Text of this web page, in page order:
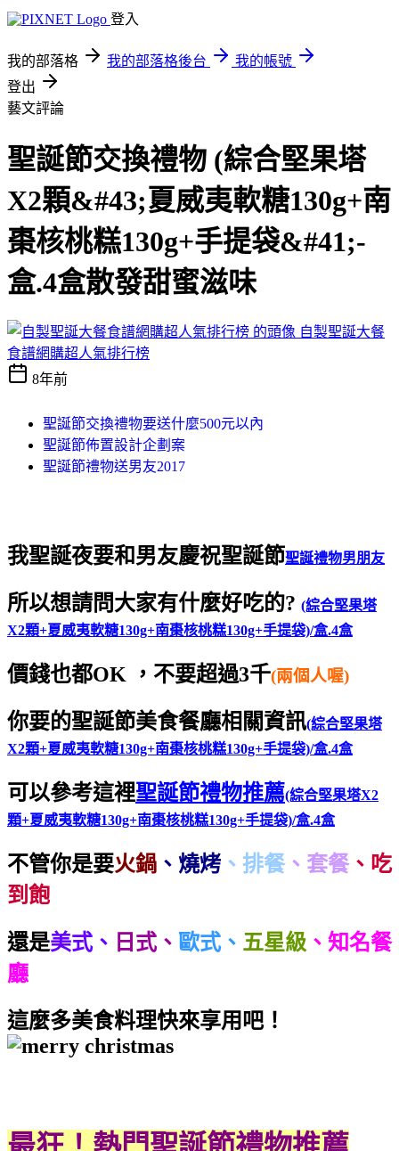
登入
我的部落格 我的部落格後台
我的帳號
登出
藝文評論
聖誕節交換禮物 (綜合堅果塔
X2顆&#43;夏威夷軟糖130g+南
棗核桃糕130g+手提袋&#41;-
盒.4盒散發甜蜜滋味
自製聖誕大餐
食譜網購超人氣排行榜
8年前
聖誕節交換禮物要送什麼500元以內
聖誕節佈置設計企劃案
聖誕節禮物送男友2017
我聖誕夜要和男友慶祝聖誕節聖誕禮物男朋友
所以想請問大家有什麼好吃的? (綜合堅果塔
X2顆+夏威夷軟糖130g+南棗核桃糕130g+手提袋)/盒.4盒
價錢也都OK ， 不要超過3千(兩個人喔)
你要的聖誕節美食餐廳相關資訊(綜合堅果塔
X2顆+夏威夷軟糖130g+南棗核桃糕130g+手提袋)/盒.4盒
可以參考這裡聖誕節禮物推薦(綜合堅果塔X2
顆+夏威夷軟糖130g+南棗核桃糕130g+手提袋)/盒.4盒
不管你是要火鍋 、燒烤 、排餐、套餐、吃
到飽
還是美式、 日式、 歐式、 五星級 、 知名餐
廳
這麼多美食料理快來享用吧！